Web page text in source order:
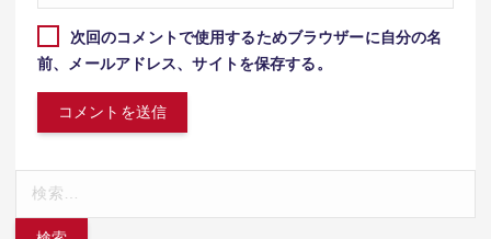
次回のコメントで使用するためブラウザーに自分の名
前、メールアドレス、サイトを保存する。